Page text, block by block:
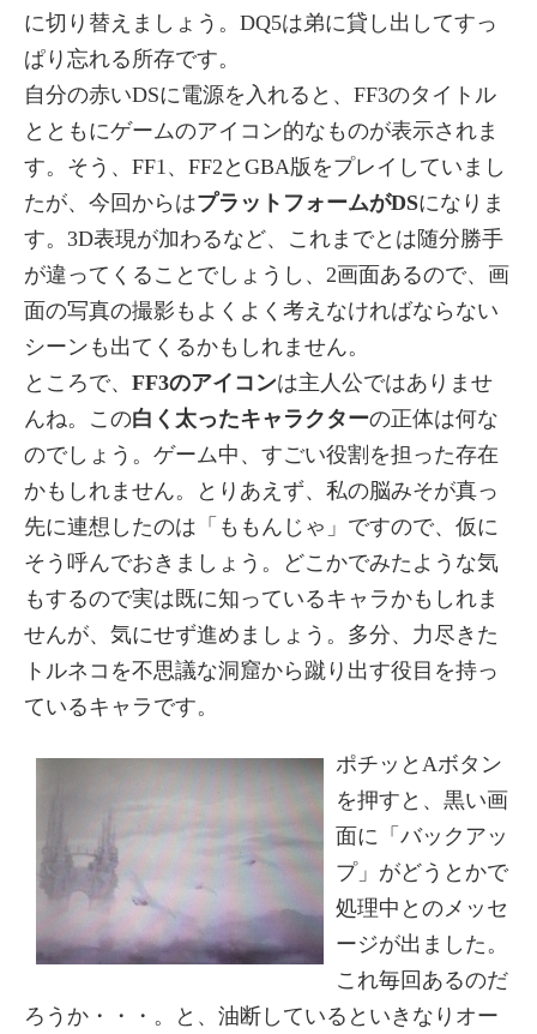
に切り替えましょう。DQ5は弟に貸し出してすっ
ぱり忘れる所存です。
自分の赤いDSに電源を入れると、FF3のタイトル
とともにゲームのアイコン的なものが表示されま
す。そう、FF1、FF2とGBA版をプレイしていまし
たが、今回からはプラットフォームがDSになりま
す。3D表現が加わるなど、これまでとは随分勝手
が違ってくることでしょうし、2画面あるので、画
面の写真の撮影もよくよく考えなければならない
シーンも出てくるかもしれません。
ところで、 FF3のアイコンは主人公ではありませ
んね。この白く太ったキャラクターの正体は何な
のでしょう。ゲーム中、すごい役割を担った存在
かもしれません。とりあえず、私の脳みそが真っ
先に連想したのは「ももんじゃ」ですので、仮に
そう呼んでおきましょう。どこかでみたような気
もするので実は既に知っているキャラかもしれま
せんが、気にせず進めましょう。多分、力尽きた
トルネコを不思議な洞窟から蹴り出す役目を持っ
ているキャラです。
ポチッとAボタン
を押すと、黒い画
面に「バックアッ
プ」がどうとかで
処理中とのメッセ
ージが出ました。
これ毎回あるのだ
ろうか・・・。と、油断しているといきなりオー